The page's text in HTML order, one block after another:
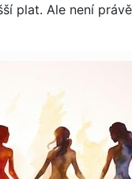
plat. Ale není